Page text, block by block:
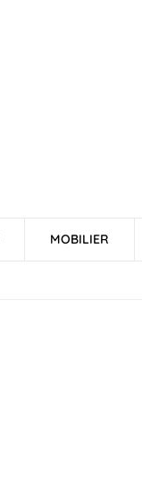
MOBILIER